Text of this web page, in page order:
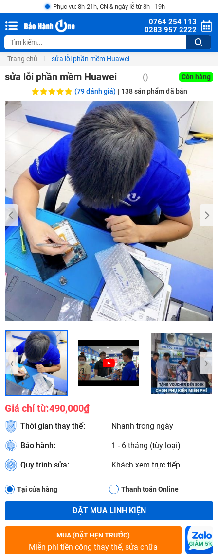
Phục vụ: 8h-21h, CN & ngày lễ từ 8h - 19h
0764 254 113
0283 957 2222
Trang chủ sửa lỗi phần mềm Huawei
sửa lỗi phần mềm Huawei ()
Còn hàng
(79 đánh giá) | 138sản phẩm đã bán
‹ ›
Giá chỉ từ:490,000₫
Thời gian thay thế: Nhanh trong ngày
Bảo hành: 1 - 6 tháng (tùy loại)
Quy trình sửa: Khách xem trực tiếp
Tại cửa hàng Thanh toán Online
ĐẶT MUA LINH KIỆN
MUA (ĐẶT HẸN TRƯỚC)
Miễn phí tiền công thay thế, sửa chữa